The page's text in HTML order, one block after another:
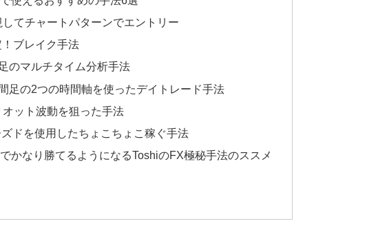
てチャートパターンでエントリー
ブレイク手法
のマルチタイム分析手法
足の2つの時間軸を使ったデイトレード手法
ット波動を狙った手法
ドを使用したちょこちょこ稼ぐ手法
かなり勝てるようになるToshiのFX極秘手法のススメ